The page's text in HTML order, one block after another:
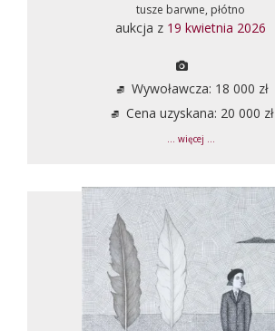
tusze barwne, płótno
aukcja z 19 kwietnia 2026
Wywoławcza: 18 000 zł
Cena uzyskana: 20 000 zł
... więcej ...